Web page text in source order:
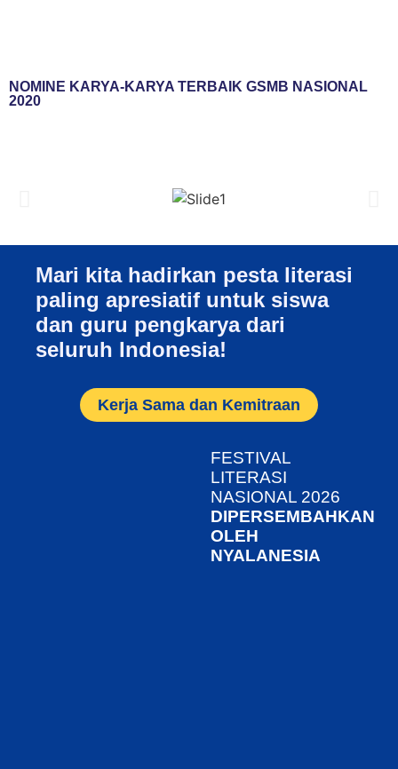
NOMINE KARYA-KARYA TERBAIK GSMB NASIONAL
2020
Mari kita hadirkan pesta literasi
paling apresiatif untuk siswa
dan guru pengkarya dari
seluruh Indonesia!
Kerja Sama dan Kemitraan
FESTIVAL
LITERASI
NASIONAL 2026
DIPERSEMBAHKAN
OLEH
NYALANESIA